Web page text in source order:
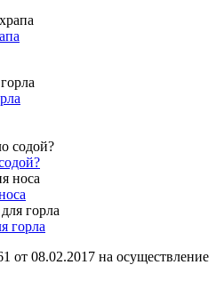
горла
08.02.2017 на осуществление